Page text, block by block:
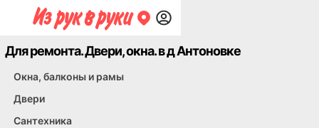
Для ремонта. Двери, окна. в д Антоновке
Окна, балконы и рамы
Двери
Сантехника
Стекло, витражи, зеркала
Клеи. Герметик
Замки, фурнитура. Комплектующие